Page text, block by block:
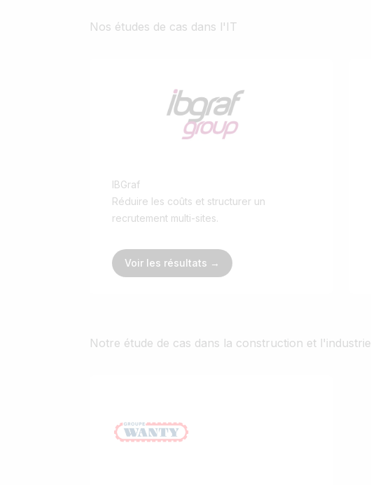
Nos études de cas dans l'IT
IBGraf
Réduire les coûts et structurer un
recrutement multi-sites.
Voir les résultats →
Notre étude de cas dans la construction et l'industrie